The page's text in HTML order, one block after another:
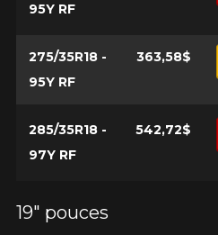
95Y RF
275/35R18 -
95Y RF
363,58$
285/35R18 -
97Y RF
542,72$
19" pouces